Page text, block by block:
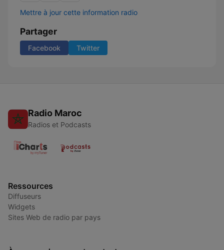
Mettre à jour cette information radio
Partager
Facebook Twitter
Radio Maroc
Radios et Podcasts
Ressources
Diffuseurs
Widgets
Sites Web de radio par pays